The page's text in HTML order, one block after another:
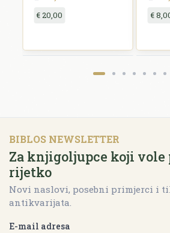
€ 20,00 €
BIBLOS NEWSLETTER
Za knjigoljupce koji vole
rijetko
Novi naslovi, posebni primjerci i
antikvarijata.
E-mail adresa